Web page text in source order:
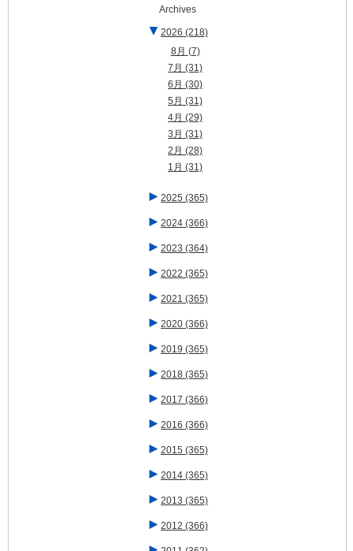
Archives
▼ 2026 (218)
8月 (7)
7月 (31)
6月 (30)
5月 (31)
4月 (29)
3月 (31)
2月 (28)
1月 (31)
► 2025 (365)
► 2024 (366)
► 2023 (364)
► 2022 (365)
► 2021 (365)
► 2020 (366)
► 2019 (365)
► 2018 (365)
► 2017 (366)
► 2016 (366)
► 2015 (365)
► 2014 (365)
► 2013 (365)
► 2012 (366)